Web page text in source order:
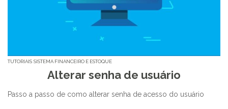
TUTORIAIS SISTEMA FINANCEIRO E ESTOQUE
Alterar senha de usuário
Passo a passo de como alterar senha de acesso do usuário